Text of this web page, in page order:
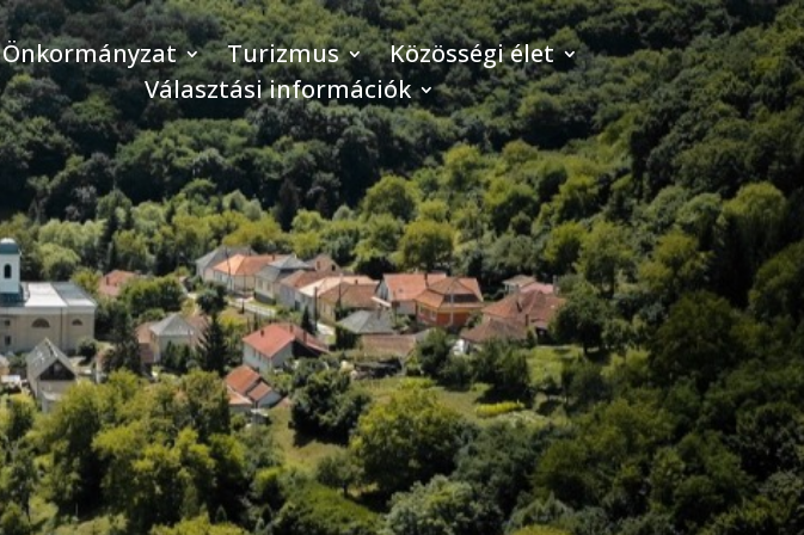
Önkormányzat Turizmus
Közösségi élet
Választási információk